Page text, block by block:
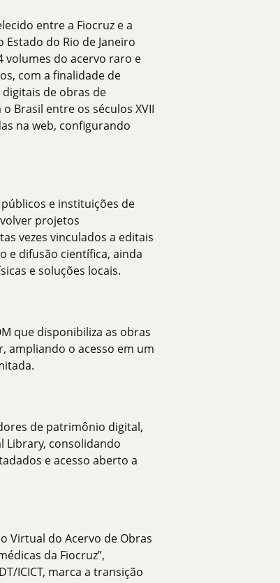
entre a Fiocruz e a
do Rio de Janeiro
volumes do acervo raro e
com a finalidade de
de obras de
Brasil entre os séculos XVII
na web, configurando
e instituições de
projetos
vezes vinculados a editais
e difusão científica, ainda
e soluções locais.
que disponibiliza as obras
ampliando o acesso em um
de patrimônio digital,
Library, consolidando
e acesso aberto a
Virtual do Acervo de Obras
da Fiocruz”,
ICICT, marca a transição